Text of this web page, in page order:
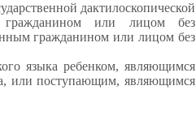
дактилоскопической
гражданином или лицом без
гражданином или лицом без
языка ребенком, являющимся
или поступающим, являющимся